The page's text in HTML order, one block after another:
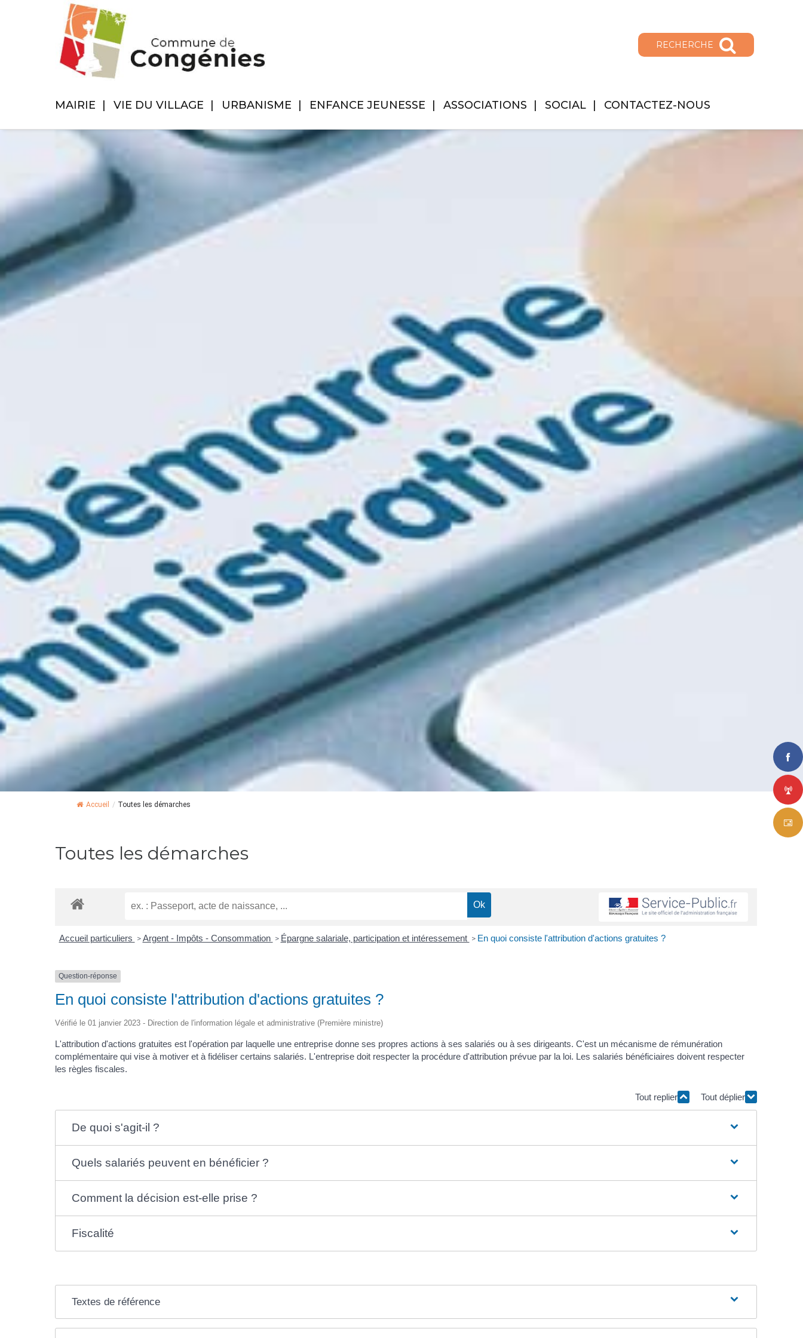
RECHERCHE
MAIRIE VIE DU VILLAGE URBANISME ENFANCE JEUNESSE ASSOCIATIONS SOCIAL CONTACTEZ-NOUS
Accueil / Toutes les démarches
Toutes les démarches
Accueil particuliers > Argent - Impôts - Consommation > Épargne salariale, participation et intéressement > En quoi consiste l'attribution d'actions gratuites ?
Question-réponse
En quoi consiste l'attribution d'actions gratuites ?
Vérifié le 01 janvier 2023 - Direction de l'information légale et administrative (Première ministre)
L'attribution d'actions gratuites est l'opération par laquelle une entreprise donne ses propres actions à ses salariés ou à ses dirigeants. C'est un mécanisme de rémunération
complémentaire qui vise à motiver et à fidéliser certains salariés. L'entreprise doit respecter la procédure d'attribution prévue par la loi. Les salariés bénéficiaires doivent respecter
les règles fiscales.
Tout replier Tout déplier
De quoi s'agit-il ?
Quels salariés peuvent en bénéficier ?
Comment la décision est-elle prise ?
Fiscalité
Textes de référence